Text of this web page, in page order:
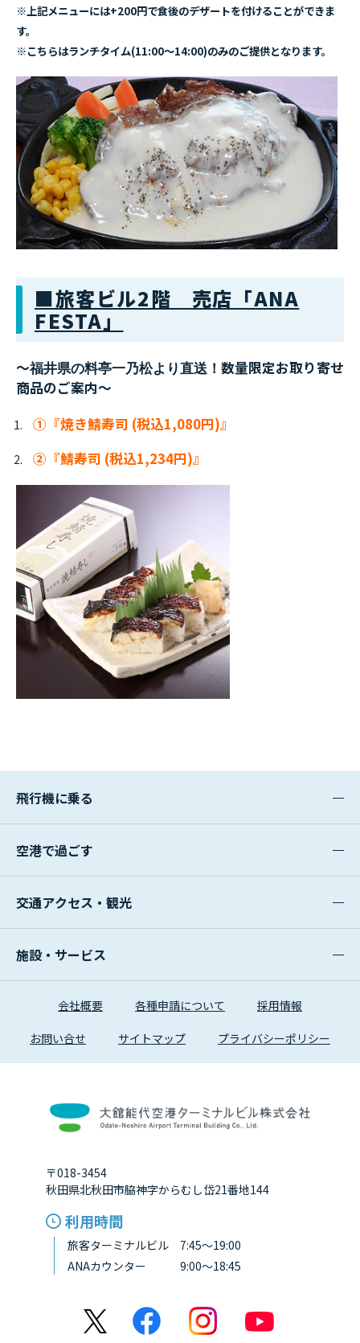
※上記メニューには+200円で食後のデザートを付けることができま
す。
※こちらはランチタイム(11:00～14:00)のみのご提供となります。
■旅客ビル2階 売店「ANA
FESTA」
～福井県の料亭一乃松より直送！ 数量限定お取り寄せ
商品のご案内～
①『焼き鯖寿司 (税込1,080円)』
②『鯖寿司 (税込1,234円)』
飛行機に乗る
空港で過ごす
交通アクセス・観光
施設・サービス
会社概要 各種申請について 採用情報
お問い合せ サイトマップ プライバシーポリシー
〒018-3454
秋田県北秋田市脇神字からむし岱21番地144
利用時間
旅客ターミナルビル 7:45～19:00
ANAカウンター 9:00～18:45